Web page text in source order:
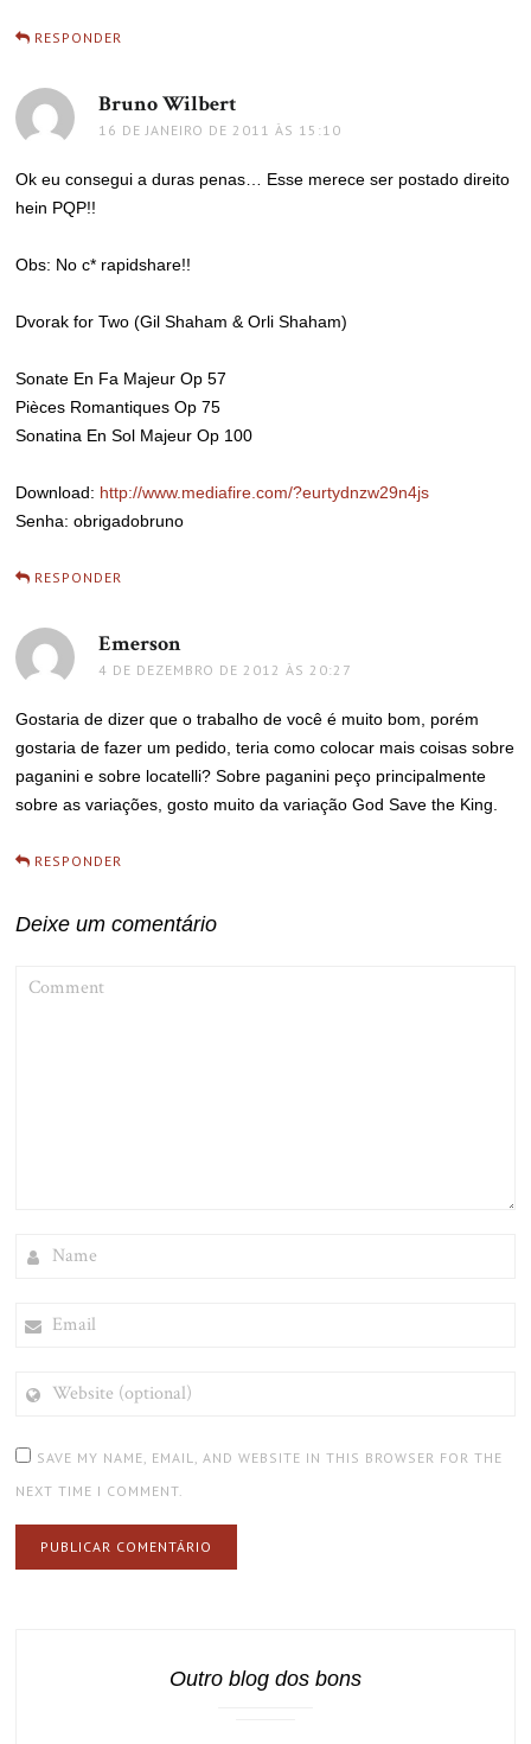
RESPONDER
Bruno Wilbert
16 DE JANEIRO DE 2011 ÀS 15:10
Ok eu consegui a duras penas… Esse merece ser postado direito
hein PQP!!
Obs: No c* rapidshare!!
Dvorak for Two (Gil Shaham & Orli Shaham)
Sonate En Fa Majeur Op 57
Pièces Romantiques Op 75
Sonatina En Sol Majeur Op 100
Download: http://www.mediafire.com/?eurtydnzw29n4js
Senha: obrigadobruno
RESPONDER
Emerson
4 DE DEZEMBRO DE 2012 ÀS 20:27
Gostaria de dizer que o trabalho de você é muito bom, porém
gostaria de fazer um pedido, teria como colocar mais coisas sobre
paganini e sobre locatelli? Sobre paganini peço principalmente
sobre as variações, gosto muito da variação God Save the King.
RESPONDER
Deixe um comentário
(OPTIONAL)
SAVE MY NAME, EMAIL, AND WEBSITE IN THIS BROWSER FOR THE
NEXT TIME I COMMENT.
Outro blog dos bons